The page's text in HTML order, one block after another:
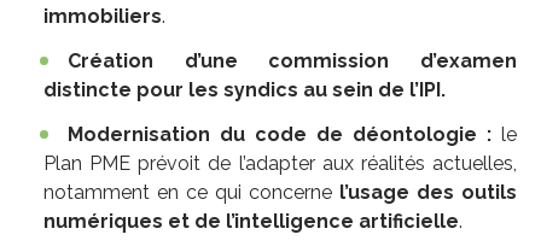
immobiliers.
Création d’une commission d’examen
distincte pour les syndics au sein de l’IPI.
Modernisation du code de déontologie :le
Plan PME prévoit de l’adapter aux réalités actuelles,
notamment en ce qui concerne l’usage des outils
numériques et de l’intelligence artificielle.